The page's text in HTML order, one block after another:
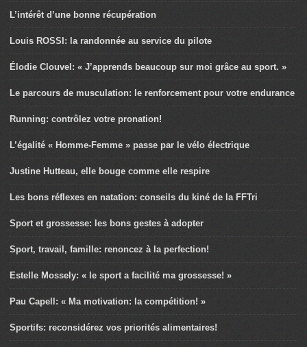
L’intérêt d’une bonne récupération
Louis ROSSI: la randonnée au service du pilote
Élodie Clouvel: « J’apprends beaucoup sur moi grâce au sport. »
Le parcours de musculation: le renforcement pour votre endurance
Running: contrôlez votre pronation!
L’égalité « Homme-Femme » passe par le vélo électrique
Justine Hutteau, elle bouge comme elle respire
Les bons réflexes en natation: conseils du kiné de la FFTri
Sport et grossesse: les bons gestes à adopter
Sport, travail, famille: renoncez à la perfection!
Estelle Mossely: « le sport a facilité ma grossesse! »
Pau Capell: « Ma motivation: la compétition! »
Sportifs: reconsidérez vos priorités alimentaires!